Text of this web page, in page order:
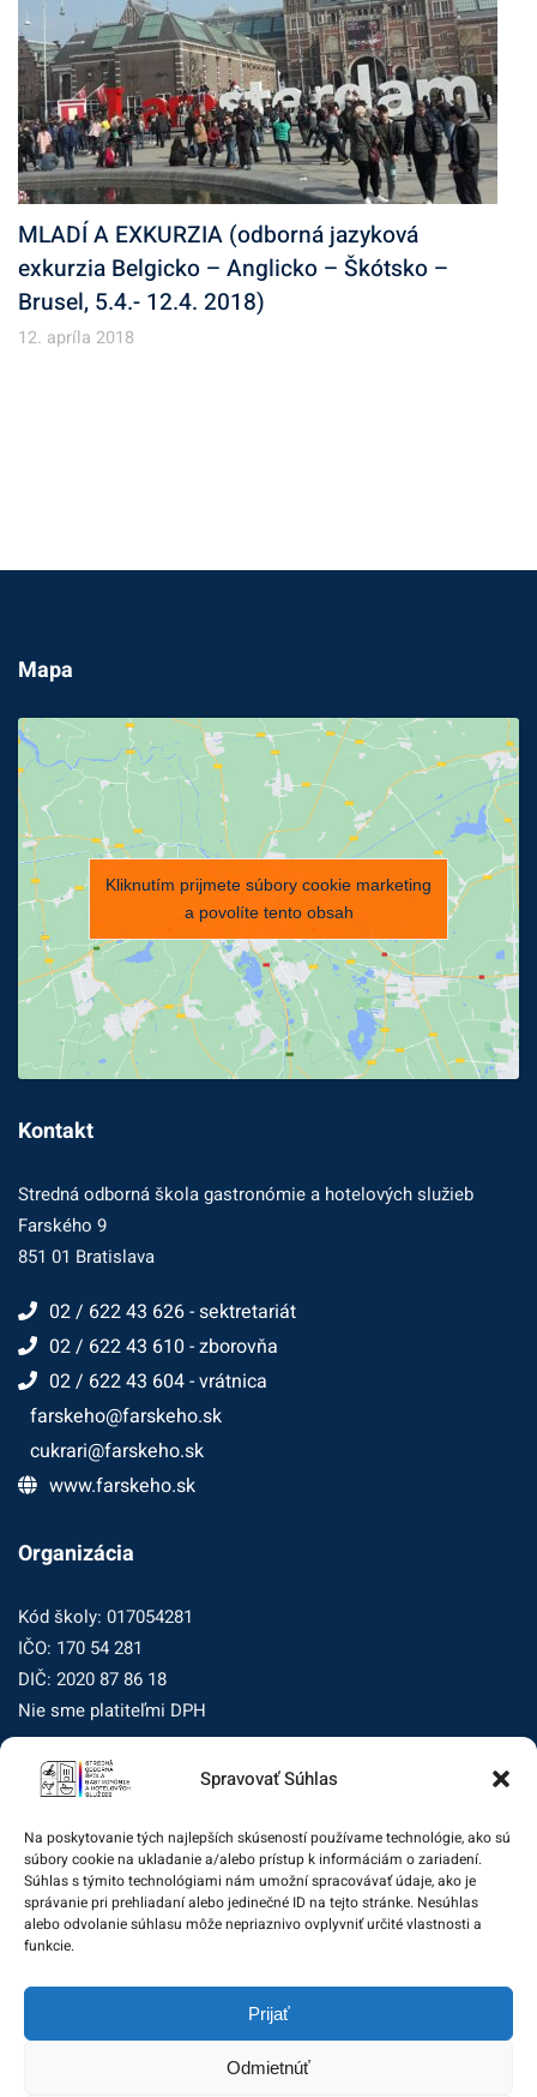
Spravovať Súhlas
Na poskytovanie tých najlepších skúseností používame technológie, ako sú
súbory cookie na ukladanie a/alebo prístup k informáciám o zariadení.
Súhlas s týmito technológiami nám umožní spracovávať údaje, ako je
správanie pri prehliadaní alebo jedinečné ID na tejto stránke. Nesúhlas
alebo odvolanie súhlasu môže nepriaznivo ovplyvniť určité vlastnosti a
funkcie.
Prijať
Odmietnúť
MLADÍ A EXKURZIA (odborná jazyková
exkurzia Belgicko – Anglicko – Škótsko –
Brusel, 5.4.- 12.4. 2018)
12. apríla 2018
Mapa
Kliknutím prijmete súbory cookie marketing
a povolíte tento obsah
Kontakt
Stredná odborná škola gastronómie a hotelových služieb
Farského 9
851 01 Bratislava
02 / 622 43 626 - sektretariát
02 / 622 43 610 - zborovňa
02 / 622 43 604 - vrátnica
farskeho@farskeho.sk
cukrari@farskeho.sk
www.farskeho.sk
Organizácia
Kód školy: 017054281
IČO: 170 54 281
DIČ: 2020 87 86 18
Nie sme platiteľmi DPH
Zásady ochrany osobných údajov
Dohľad nad ochranou osobných údajov
Žiadosť dotknutej osoby na uplatnenie jej práv
Zodpovedná osoba za ochranu osobných údajov:
zo@eurotrading.sk